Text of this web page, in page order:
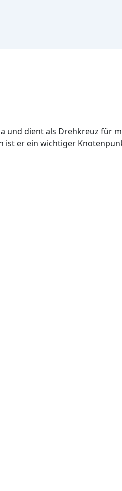
und dient als Drehkreuz für
ist er ein wichtiger